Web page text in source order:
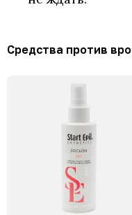
Средства против